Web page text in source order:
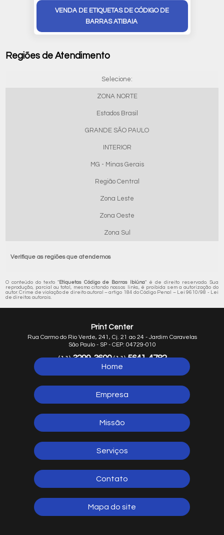
VENDA DE ETIQUETAS DE CÓDIGO DE
BARRAS ATIBAIA
Regiões de Atendimento
Selecione:
ZONA NORTE
Estados Brasil
GRANDE SÃO PAULO
INTERIOR
MG - Minas Gerais
Região Central
Zona Leste
Zona Oeste
Zona Sul
Verifique as regiões que atendemos
O conteúdo do texto " Etiquetas Código de Barras Ibiúna" é de direito reservado. Sua
reprodução, parcial ou total, mesmo citando nossos links, é proibida sem a autorização do
autor. Crime de violação de direito autoral – artigo 184 do Código Penal – Lei 9610/98 - Lei
de direitos autorais.
Print Center
Rua Carmo do Rio Verde, 241, Cj. 21 ao 24 - Jardim Caravelas
São Paulo - SP - CEP: 04729-010
(11)3299-3600(11)5641-4782
5641-1254
Home
Empresa
Missão
Serviços
Contato
Mapa do site